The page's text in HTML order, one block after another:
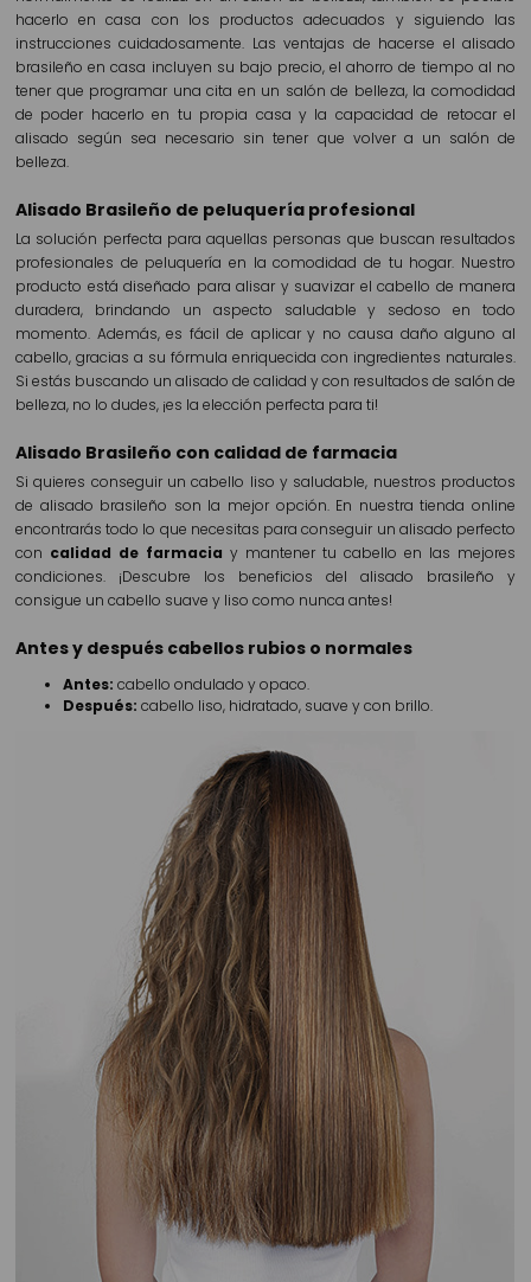
hacerlo en casa con los productos adecuados y siguiendo las
instrucciones cuidadosamente. Las ventajas de hacerse el alisado
brasileño en casa incluyen su bajo precio, el ahorro de tiempo al no
tener que programar una cita en un salón de belleza, la comodidad
de poder hacerlo en tu propia casa y la capacidad de retocar el
alisado según sea necesario sin tener que volver a un salón de
belleza.
Alisado Brasileño de peluquería profesional
La solución perfecta para aquellas personas que buscan resultados
profesionales de peluquería en la comodidad de tu hogar. Nuestro
producto está diseñado para alisar y suavizar el cabello de manera
duradera, brindando un aspecto saludable y sedoso en todo
momento. Además, es fácil de aplicar y no causa daño alguno al
cabello, gracias a su fórmula enriquecida con ingredientes naturales.
Si estás buscando un alisado de calidad y con resultados de salón de
belleza, no lo dudes, ¡es la elección perfecta para ti!
Alisado Brasileño con calidad de farmacia
Si quieres conseguir un cabello liso y saludable, nuestros productos
de alisado brasileño son la mejor opción. En nuestra tienda online
encontrarás todo lo que necesitas para conseguir un alisado perfecto
con calidad de farmacia y mantener tu cabello en las mejores
condiciones. ¡Descubre los beneficios del alisado brasileño y
consigue un cabello suave y liso como nunca antes!
Antes y después cabellos rubios o normales
Antes: cabello ondulado y opaco.
Después: cabello liso, hidratado, suave y con brillo.